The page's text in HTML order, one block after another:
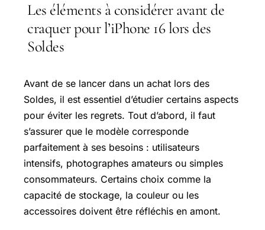
Les éléments à considérer avant de
craquer pour l’iPhone 16 lors des
Soldes
Avant de se lancer dans un achat lors des
Soldes, il est essentiel d’étudier certains aspects
pour éviter les regrets. Tout d’abord, il faut
s’assurer que le modèle corresponde
parfaitement à ses besoins : utilisateurs
intensifs, photographes amateurs ou simples
consommateurs. Certains choix comme la
capacité de stockage, la couleur ou les
accessoires doivent être réfléchis en amont.